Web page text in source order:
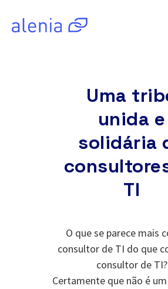
Uma
unida e
solidária
TI
O que se parece mais
consultor de TI do que
consultor de TI?
Certamente que não é